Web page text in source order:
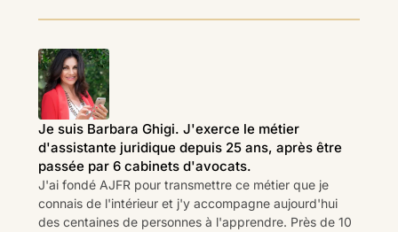
Je suis Barbara Ghigi. J'exerce le métier
d'assistante juridique depuis 25 ans, après être
passée par 6 cabinets d'avocats.
J'ai fondé AJFR pour transmettre ce métier que je
connais de l'intérieur et j'y accompagne aujourd'hui
des centaines de personnes à l'apprendre. Près de 10